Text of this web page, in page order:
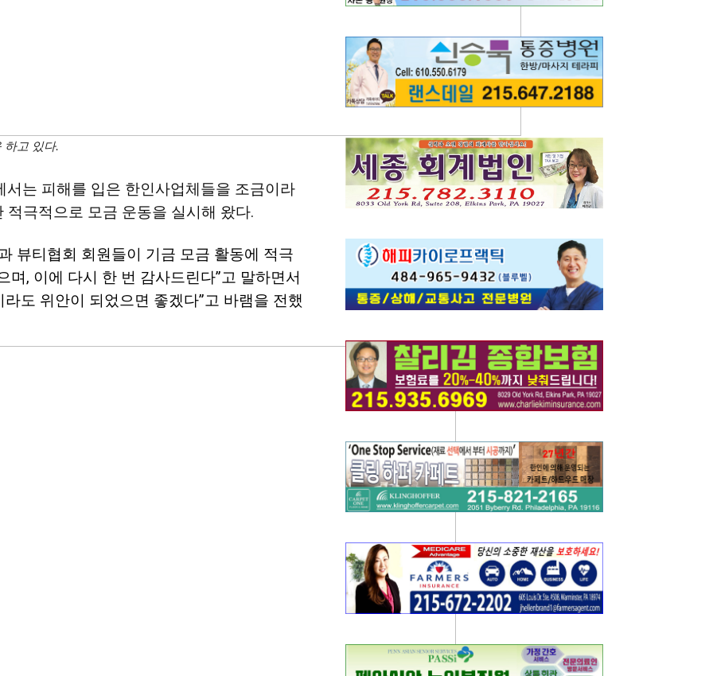
하고 있다.
는 피해를 입은 한인사업체들을 조금이라
극적으로 모금 운동을 실시해 왔다.
뷰티협회 회원들이 기금 모금 활동에 적극
, 이에 다시 한 번 감사드린다”고 말하면서
도 위안이 되었으면 좋겠다”고 바램을 전했